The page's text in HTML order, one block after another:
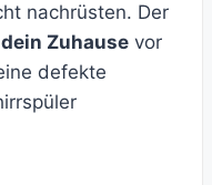
nachrüsten. Der
Zuhause vor
defekte